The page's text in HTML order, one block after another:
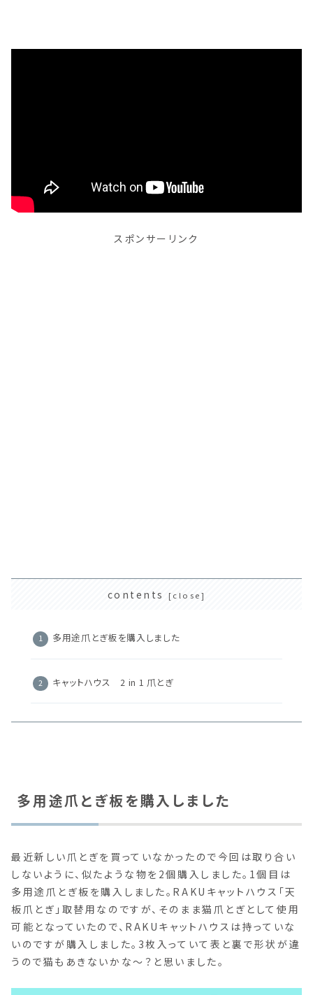
スポンサーリンク
contents
多用途爪とぎ板を購入しました
キャットハウス 2 in 1 爪とぎ
多用途爪とぎ板を購入しました
最近新しい爪とぎを買っていなかったので今回は取り合い
しないように、似たような物を2個購入しました。1個目は
多用途爪とぎ板を購入しました。RAKUキャットハウス「天
板爪とぎ」取替用なのですが、そのまま猫爪とぎとして使用
可能となっていたので、RAKUキャットハウスは持っていな
いのですが購入しました。3枚入っていて表と裏で形状が違
うので猫もあきないかな～？と思いました。